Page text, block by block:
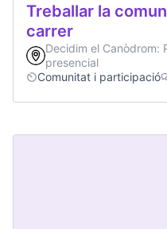
Treballar la
carrer
Decidim el Canòdrom:
presencial
Comunitat i participació